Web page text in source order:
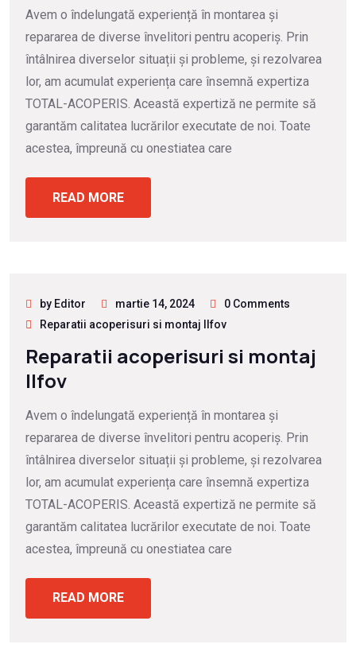
Avem o îndelungată experiență în montarea și
repararea de diverse învelitori pentru acoperiș. Prin
întâlnirea diverselor situații și probleme, și rezolvarea
lor, am acumulat experiența care însemnă expertiza
TOTAL-ACOPERIS. Această expertiză ne permite să
garantăm calitatea lucrărilor executate de noi. Toate
acestea, împreună cu onestiatea care
READ MORE
by Editor martie 14, 2024
0 Comments
Reparatii acoperisuri si montaj Ilfov
Reparatii acoperisuri si montaj
Ilfov
Avem o îndelungată experiență în montarea și
repararea de diverse învelitori pentru acoperiș. Prin
întâlnirea diverselor situații și probleme, și rezolvarea
lor, am acumulat experiența care însemnă expertiza
TOTAL-ACOPERIS. Această expertiză ne permite să
garantăm calitatea lucrărilor executate de noi. Toate
acestea, împreună cu onestiatea care
READ MORE